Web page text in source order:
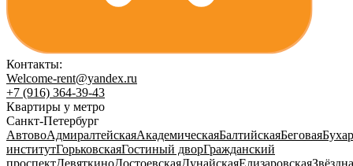
Контакты:
Welcome-rent@yandex.ru
+7 (916) 364-39-43
Квартиры у метро
Санкт-Петербург
АвтовоАдмиралтейскаяАкадемическаяБалтийскаяБеговая
институтГорьковскаяГостиный дворГражданский
проспектДевяткиноДостоевскаяДунайскаяЕлизаровская